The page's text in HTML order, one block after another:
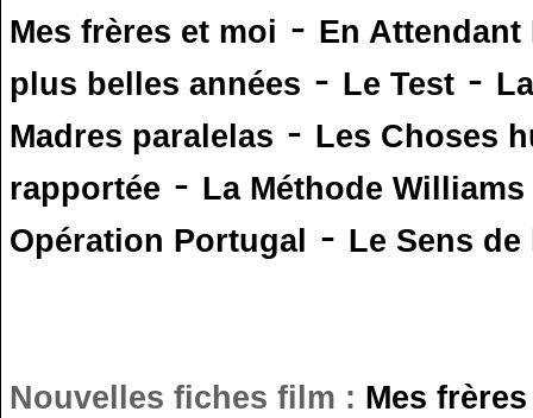
Mes frères et moi - En
plus belles années - Le Test -
Madres paralelas - Les Choses
rapportée - La Méthode Williams
Opération Portugal - Le Sens
Nouvelles fiches film : Mes